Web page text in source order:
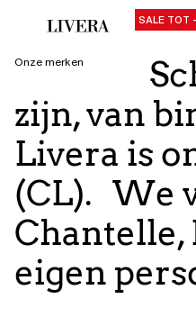
Gebruik
SALE TOT
Onze merken
zijn, van
Livera is
(CL). We
Chantelle,
eigen